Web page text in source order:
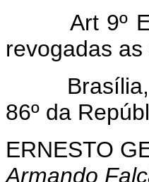
Art 9º
revogadas
Brasília,
86º da
ERNESTO
Armando